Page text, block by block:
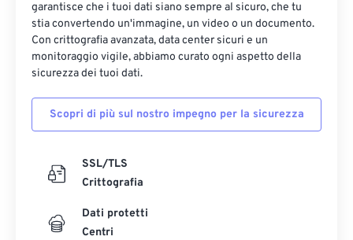
garantisce che i tuoi dati siano sempre al sicuro, che tu
stia convertendo un'immagine, un video o un documento.
Con crittografia avanzata, data center sicuri e un
monitoraggio vigile, abbiamo curato ogni aspetto della
sicurezza dei tuoi dati.
Scopri di più sul nostro impegno per la sicurezza
SSL/TLS
Crittografia
Dati protetti
Centri